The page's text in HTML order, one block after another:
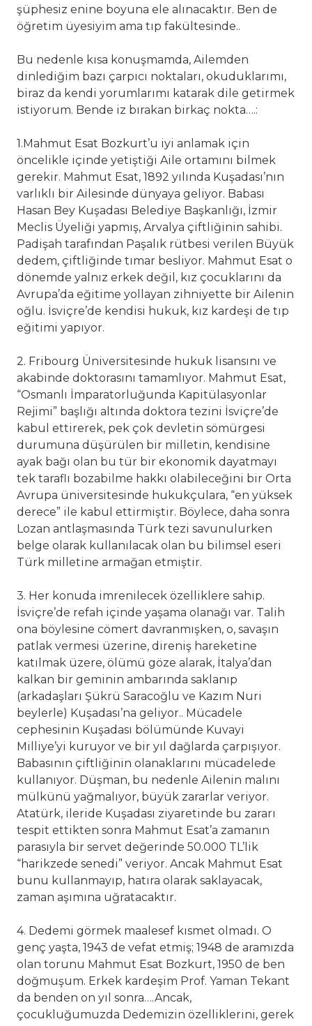
şüphesiz enine boyuna ele alınacaktır. Ben de
öğretim üyesiyim ama tıp fakültesinde..
Bu nedenle kısa konuşmamda, Ailemden
dinlediğim bazı çarpıcı noktaları, okuduklarımı,
biraz da kendi yorumlarımı katarak dile getirmek
istiyorum. Bende iz bırakan birkaç nokta….:
1.Mahmut Esat Bozkurt’u iyi anlamak için
öncelikle içinde yetiştiği Aile ortamını bilmek
gerekir. Mahmut Esat, 1892 yılında Kuşadası’nın
varlıklı bir Ailesinde dünyaya geliyor. Babası
Hasan Bey Kuşadası Belediye Başkanlığı, İzmir
Meclis Üyeliği yapmış, Arvalya çiftliğinin sahibi.
Padişah tarafından Paşalık rütbesi verilen Büyük
dedem, çiftliğinde tımar besliyor. Mahmut Esat o
dönemde yalnız erkek değil, kız çocuklarını da
Avrupa’da eğitime yollayan zihniyette bir Ailenin
oğlu. İsviçre’de kendisi hukuk, kız kardeşi de tıp
eğitimi yapıyor.
2. Fribourg Üniversitesinde hukuk lisansını ve
akabinde doktorasını tamamlıyor. Mahmut Esat,
“Osmanlı İmparatorluğunda Kapitülasyonlar
Rejimi” başlığı altında doktora tezini İsviçre’de
kabul ettirerek, pek çok devletin sömürgesi
durumuna düşürülen bir milletin, kendisine
ayak bağı olan bu tür bir ekonomik dayatmayı
tek taraflı bozabilme hakkı olabileceğini bir Orta
Avrupa üniversitesinde hukukçulara, “en yüksek
derece” ile kabul ettirmiştir. Böylece, daha sonra
Lozan antlaşmasında Türk tezi savunulurken
belge olarak kullanılacak olan bu bilimsel eseri
Türk milletine armağan etmiştir.
3. Her konuda imrenilecek özelliklere sahip.
İsviçre’de refah içinde yaşama olanağı var. Talih
ona böylesine cömert davranmışken, o, savaşın
patlak vermesi üzerine, direniş hareketine
katılmak üzere, ölümü göze alarak, İtalya’dan
kalkan bir geminin ambarında saklanıp
(arkadaşları Şükrü Saracoğlu ve Kazım Nuri
beylerle) Kuşadası’na geliyor.. Mücadele
cephesinin Kuşadası bölümünde Kuvayi
Milliye’yi kuruyor ve bir yıl dağlarda çarpışıyor.
Babasının çiftliğinin olanaklarını mücadelede
kullanıyor. Düşman, bu nedenle Ailenin malını
mülkünü yağmalıyor, büyük zararlar veriyor.
Atatürk, ileride Kuşadası ziyaretinde bu zararı
tespit ettikten sonra Mahmut Esat’a zamanın
parasıyla bir servet değerinde 50.000 TL’lik
“harikzede senedi” veriyor. Ancak Mahmut Esat
bunu kullanmayıp, hatıra olarak saklayacak,
zaman aşımına uğratacaktır.
4. Dedemi görmek maalesef kısmet olmadı. O
genç yaşta, 1943 de vefat etmiş; 1948 de aramızda
olan torunu Mahmut Esat Bozkurt, 1950 de ben
doğmuşum. Erkek kardeşim Prof. Yaman Tekant
da benden on yıl sonra….Ancak,
çocukluğumuzda Dedemizin özelliklerini, gerek